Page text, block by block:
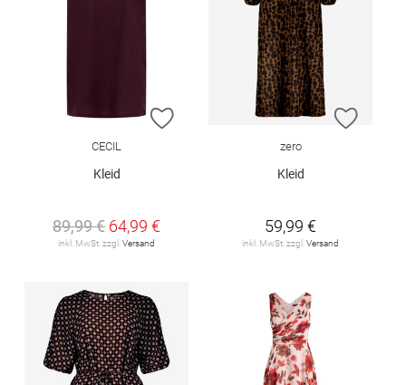
ZUR WUNSCHLISTE HINZUFÜGEN
CECIL
Kleid
89,99 € 64,99 €
inkl. MwSt. zzgl. Versand
ZUR
zero
Kleid
59,99 €
inkl. MwSt. zzgl. Versand